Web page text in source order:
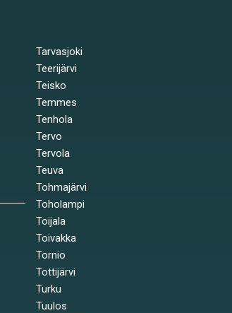
Tarvasjoki
Teerijärvi
Teisko
Temmes
Tenhola
Tervo
Tervola
Teuva
Tohmajärvi
Toholampi
Toijala
Toivakka
Tornio
Tottijärvi
Turku
Tuulos